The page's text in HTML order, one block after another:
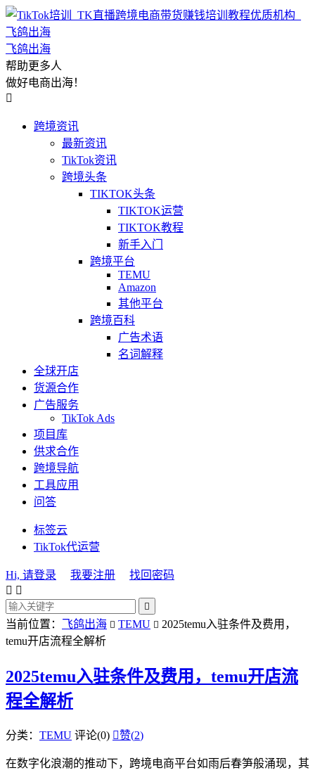
飞鸽出海
帮助更多人
做好电商出海！

跨境资讯
最新资讯
TikTok资讯
跨境头条
TIKTOK头条
TIKTOK运营
TIKTOK教程
新手入门
跨境平台
TEMU
Amazon
其他平台
跨境百科
广告术语
名词解释
全球开店
货源合作
广告服务
TikTok Ads
项目库
供求合作
跨境导航
工具应用
问答
标签云
TikTok代运营
Hi, 请登录 我要注册
找回密码
 

当前位置： 飞鸽出海  TEMU  2025temu入驻条件及费用，
temu开店流程全解析
2025temu入驻条件及费用，temu开店流
程全解析
分类： TEMU 评论(0) 赞(2)
在数字化浪潮的推动下，跨境电商平台如雨后春笋般涌现，其